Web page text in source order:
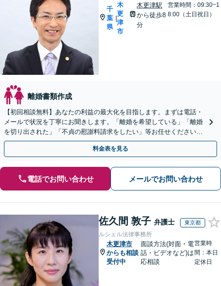
千
葉
県
|
木
更
津
市
木更津駅
から徒歩8
分
営業時間：09:30~1
8:00（土日祝日）
離婚書類作成
【初回相談無料】あなたの利益の最大化を目指します。まずは電話・
メールで状況を丁寧にお聞きします。「離婚を希望している」「離婚
を切り出された」「不貞の慰謝料請求をしたい」等お任せください。
【リーズナブルな料金設定】
料金表を見る
電話でお問い合わせ メールでお問い合わせ
佐久間 敦子 弁護士 東京都
ルシェル法律事務所
木更津市
からも相談
受付中
面談方法(対面・電
話・ビデオなど)は
応相談
営業時
間：本日
定休日